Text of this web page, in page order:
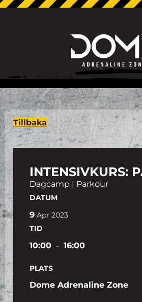
Tillbaka
INTENSIVKURS:
Dagcamp | Parkour
DATUM
9 Apr 2023
TID
10:00 - 16:00
PLATS
Dome Adrenaline Zone